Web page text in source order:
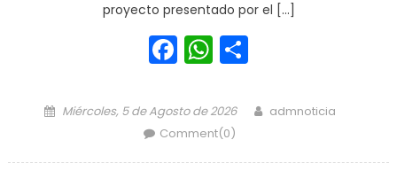
proyecto presentado por el […]
Facebook
WhatsApp
Posted on
Miércoles, 5 de Agosto de 2026 Author
admnoticia
Comment(0)